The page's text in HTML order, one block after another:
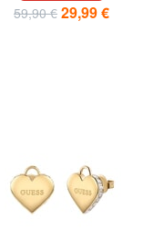
59,90 € 29,99 €